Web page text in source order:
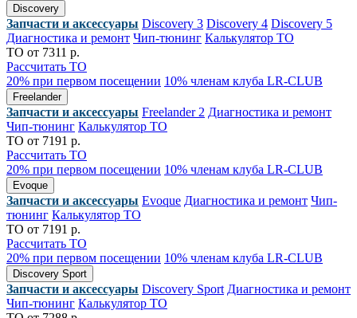
Discovery
Запчасти и аксессуары Discovery 3 Discovery 4 Discovery 5
Диагностика и ремонт Чип-тюнинг Калькулятор ТО
ТО от 7311 р.
Рассчитать ТО
20% при первом посещении 10% членам клуба LR-CLUB
Freelander
Запчасти и аксессуары Freelander 2 Диагностика и ремонт
Чип-тюнинг Калькулятор ТО
ТО от 7191 р.
Рассчитать ТО
20% при первом посещении 10% членам клуба LR-CLUB
Evoque
Запчасти и аксессуары Evoque Диагностика и ремонт Чип-
тюнинг Калькулятор ТО
ТО от 7191 р.
Рассчитать ТО
20% при первом посещении 10% членам клуба LR-CLUB
Discovery Sport
Запчасти и аксессуары Discovery Sport Диагностика и ремонт
Чип-тюнинг Калькулятор ТО